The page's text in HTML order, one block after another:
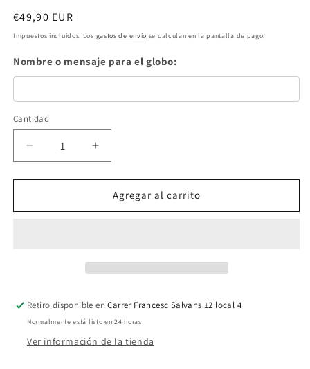
Precio
habitual
€49,90 EUR
Impuestos incluidos. Los gastos de envío se calculan en la pantalla de pago.
Nombre o mensaje para el globo:
Cantidad
Cantidad
Reducir
cantidad
para
Box
Aumentar
cantidad
para
Balloon
Box
Agregar al carrito
Retiro disponible enCarrer Francesc Salvans 12 local 4
Normalmente está listo en 24 horas
Ver información de la tienda